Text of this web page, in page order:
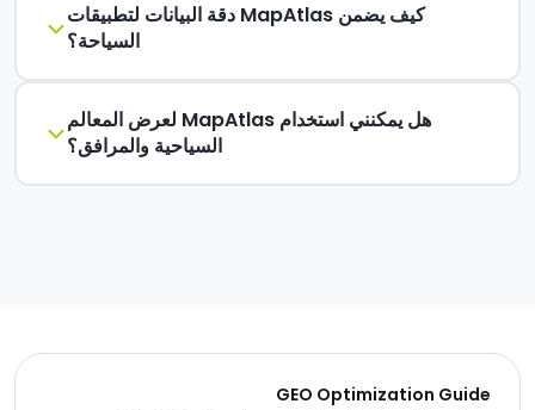
كيف يضمن MapAtlas دقة البيانات لتطبيقات
السياحة؟
هل يمكنني استخدام MapAtlas لعرض المعالم
السياحية والمرافق؟
GEO Optimization Guide